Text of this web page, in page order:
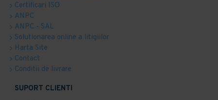
Certificari ISO
ANPC
ANPC - SAL
Solutionarea online a litigiilor
Harta Site
Contact
Conditii de livrare
SUPORT CLIENTI